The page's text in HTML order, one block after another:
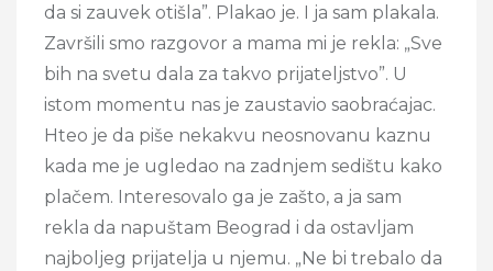
da si zauvek otišla”. Plakao je. I ja sam plakala.
Završili smo razgovor a mama mi je rekla: „Sve
bih na svetu dala za takvo prijateljstvo”. U
istom momentu nas je zaustavio saobraćajac.
Hteo je da piše nekakvu neosnovanu kaznu
kada me je ugledao na zadnjem sedištu kako
plačem. Interesovalo ga je zašto, a ja sam
rekla da napuštam Beograd i da ostavljam
najboljeg prijatelja u njemu. „Ne bi trebalo da